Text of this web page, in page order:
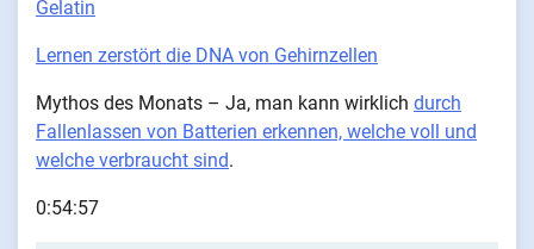
Gelatin
Lernen zerstört die DNA von Gehirnzellen
Mythos des Monats – Ja, man kann wirklich durch
Fallenlassen von Batterien erkennen, welche voll und
welche verbraucht sind.
0:54:57